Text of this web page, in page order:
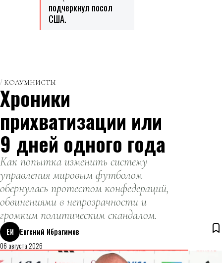
подчеркнул посол
США.
КОЛУМНИСТЫ
Хроники
прихватизации или
9 дней одного года
Как попытка изменить систему
управления мировым футболом
обернулась протестом конфедераций,
обвинениями в непрозрачности и
громким политическим скандалом.
ЕИ
Евгений Ибрагимов
06 августа 2026